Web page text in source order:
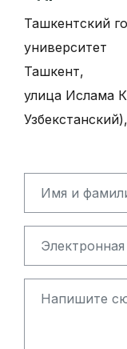
Ташкентский
университет
Ташкент,
улица Ислама